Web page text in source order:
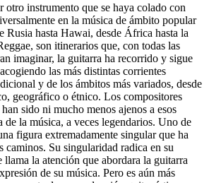
otro instrumento que se haya colado con
en la música de ámbito popular
Rusia hasta Hawai, desde África hasta la
son itinerarios que, con todas las
imaginar, la guitarra ha recorrido y sigue
las más distintas corrientes
y de los ámbitos más variados, desde
geográfico o étnico. Los compositores
sido ni mucho menos ajenos a esos
de la música, a veces legendarios. Uno de
figura extremadamente singular que ha
caminos. Su singularidad radica en su
la atención que abordara la guitarra
de su música. Pero es aún más